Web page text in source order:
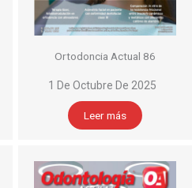
Ortodoncia Actual 86
1 De Octubre De 2025
Leer más